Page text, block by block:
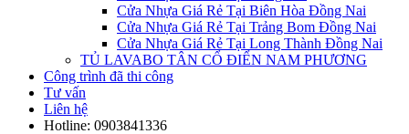
Cửa Nhựa Giá Rẻ Tại Biên Hòa Đồng Nai
Cửa Nhựa Giá Rẻ Tại Trảng Bom Đồng Nai
Cửa Nhựa Giá Rẻ Tại Long Thành Đồng Nai
TỦ LAVABO TÂN CỔ ĐIỂN NAM PHƯƠNG
Công trình đã thi công
Tư vấn
Liên hệ
Hotline: 0903841336